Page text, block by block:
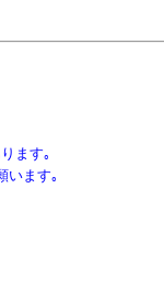
ます｡
います｡